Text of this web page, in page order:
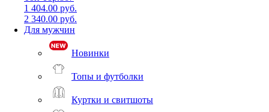
1 404.00 руб.
2 340.00 руб.
Для мужчин
Новинки
Топы и футболки
Куртки и свитшоты